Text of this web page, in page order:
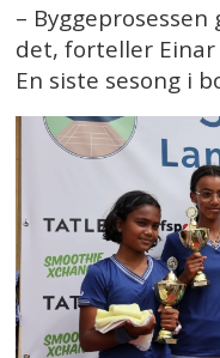
– Byggeprosessen
det, forteller
En siste sesong i